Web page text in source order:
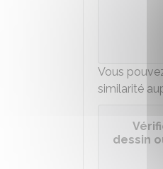
Vous
similarité
dessin